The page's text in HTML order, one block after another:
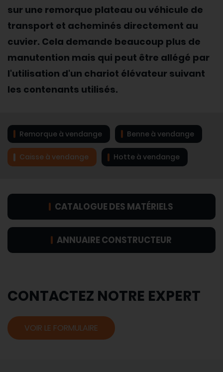
sur une remorque plateau ou véhicule de
transport et acheminés directement au
cuvier. Cela demande beaucoup plus de
manutention mais qui peut être allégé par
l'utilisation d'un chariot élévateur suivant
les contenants utilisés.
Remorque à vendange Benne à vendange
Caisse à vendange Hotte à vendange
CATALOGUE DES MATÉRIELS
ANNUAIRE CONSTRUCTEUR
CONTACTEZ NOTRE EXPERT
VOIR LE FORMULAIRE